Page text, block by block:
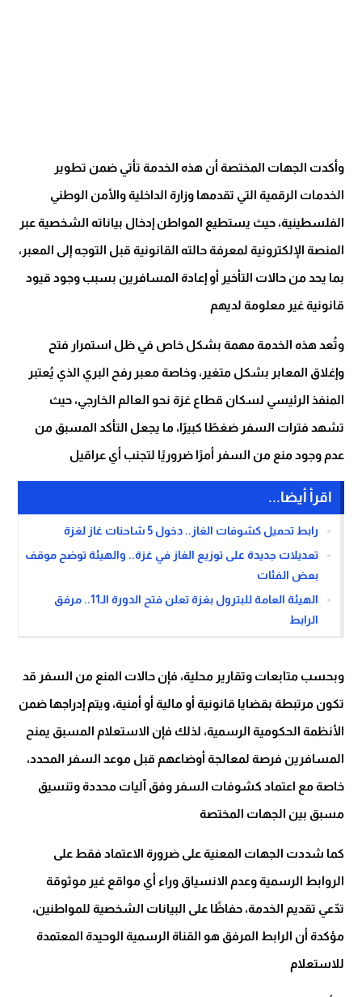
وأكدت الجهات المختصة أن هذه الخدمة تأتي ضمن تطوير
الخدمات الرقمية التي تقدمها وزارة الداخلية والأمن الوطني
الفلسطينية، حيث يستطيع المواطن إدخال بياناته الشخصية عبر
المنصة الإلكترونية لمعرفة حالته القانونية قبل التوجه إلى المعبر،
بما يحد من حالات التأخير أو إعادة المسافرين بسبب وجود قيود
قانونية غير معلومة لديهم
وتُعد هذه الخدمة مهمة بشكل خاص في ظل استمرار فتح
وإغلاق المعابر بشكل متغير، وخاصة معبر رفح البري الذي يُعتبر
المنفذ الرئيسي لسكان قطاع غزة نحو العالم الخارجي، حيث
تشهد فترات السفر ضغطًا كبيرًا، ما يجعل التأكد المسبق من
عدم وجود منع من السفر أمرًا ضروريًا لتجنب أي عراقيل
اقرأ أيضا...
رابط تحميل كشوفات الغاز.. دخول 5 شاحنات غاز لغزة
تعديلات جديدة على توزيع الغاز في غزة.. والهيئة توضح موقف
بعض الفئات
الهيئة العامة للبترول بغزة تعلن فتح الدورة الـ11.. مرفق
الرابط
وبحسب متابعات وتقارير محلية، فإن حالات المنع من السفر قد
تكون مرتبطة بقضايا قانونية أو مالية أو أمنية، ويتم إدراجها ضمن
الأنظمة الحكومية الرسمية، لذلك فإن الاستعلام المسبق يمنح
المسافرين فرصة لمعالجة أوضاعهم قبل موعد السفر المحدد،
خاصة مع اعتماد كشوفات السفر وفق آليات محددة وتنسيق
مسبق بين الجهات المختصة
كما شددت الجهات المعنية على ضرورة الاعتماد فقط على
الروابط الرسمية وعدم الانسياق وراء أي مواقع غير موثوقة
تدّعي تقديم الخدمة، حفاظًا على البيانات الشخصية للمواطنين،
مؤكدة أن الرابط المرفق هو القناة الرسمية الوحيدة المعتمدة
للاستعلام